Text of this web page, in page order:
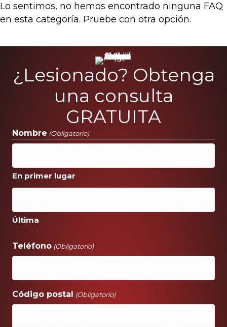
Lo sentimos, no hemos encontrado ninguna FAQ
en esta categoría. Pruebe con otra opción.
¿Lesionado? Obtenga
una consulta
GRATUITA
Nombre (Obligatorio)
En primer lugar
Última
Teléfono (Obligatorio)
Código postal (Obligatorio)